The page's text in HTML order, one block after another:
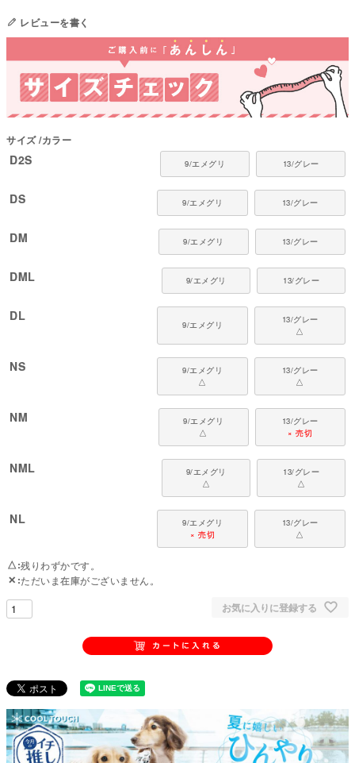
心地をお楽しみください。
コレクション：【2025年春夏新作】
対象犬種
カニンヘン・ミニチュアダックス、ダックスフンド、シーズー、チワワ、パ
ピヨン、ポメラニアン、マルチーズ、トイプードル、ミニチュアシュナウザ
ー、ヨークシャーテリアなど
レビューを書く
サイズ カラー
D2S 9/エメグリ 13/グレー
DS 9/エメグリ 13/グレー
DM 9/エメグリ 13/グレー
DML 9/エメグリ 13/グレー
DL
9/エメグリ
13/グレー
△
NS
9/エメグリ
△
13/グレー
△
NM
9/エメグリ
△
13/グレー
× 売切
NML
9/エメグリ
△
13/グレー
△
NL
9/エメグリ
× 売切
13/グレー
△
△ 残りわずかです。
✕ ただいま在庫がございません。
お気に入りに登録する